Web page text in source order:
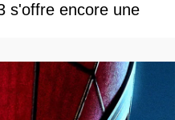
s'offre encore une